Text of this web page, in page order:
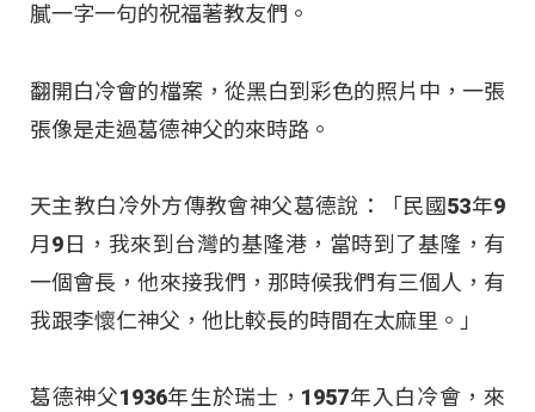
膩一字一句的祝福著教友們。
翻開白冷會的檔案，從黑白到彩色的照片中，一張
張像是走過葛德神父的來時路。
天主教白冷外方傳教會神父葛德說：「民國53年9
月9日，我來到台灣的基隆港，當時到了基隆，有
一個會長，他來接我們，那時候我們有三個人，有
我跟李懷仁神父，他比較長的時間在太麻里。」
葛德神父1936年生於瑞士，1957年入白冷會，來